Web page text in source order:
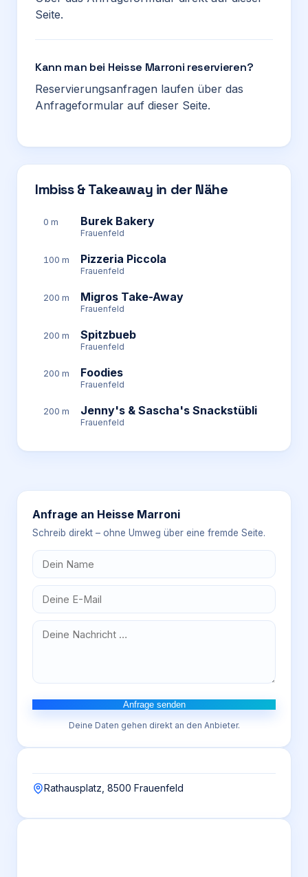
Seite.
Kann man bei Heisse Marroni reservieren?
Reservierungsanfragen laufen über das
Anfrageformular auf dieser Seite.
Imbiss & Takeaway in der Nähe
0 m Burek Bakery
Frauenfeld
100 m Pizzeria Piccola
Frauenfeld
200 m Migros Take-Away
Frauenfeld
200 m Spitzbueb
Frauenfeld
200 m Foodies
Frauenfeld
200 m Jenny's & Sascha's Snackstübli
Frauenfeld
Anfrage an Heisse Marroni
Schreib direkt – ohne Umweg über eine fremde Seite.
Anfrage senden
Deine Daten gehen direkt an den Anbieter.
Rathausplatz, 8500 Frauenfeld